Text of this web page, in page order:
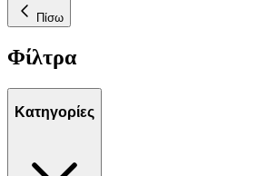
Πίσω
Φίλτρα
Κατηγορίες